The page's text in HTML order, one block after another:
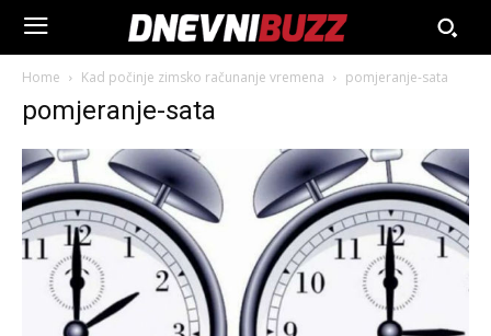
Home Kad počinje zimsko računanje vremena pomjeranje-sata
pomjeranje-sata